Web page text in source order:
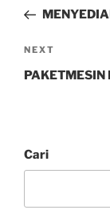
NEXT
PAKETMESIN
Cari